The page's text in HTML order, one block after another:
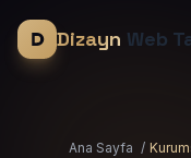
Dizayn Web
Ana Sayfa /